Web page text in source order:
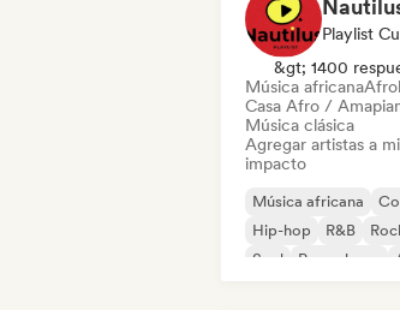
Playlist
&gt; 1400
Música africana
Casa Afro /
Música clásica
Agregar artistas a
impacto
Música africana
Hip-hop
R&B
Soul
Pop urbano